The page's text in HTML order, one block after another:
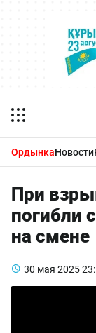
ОрдынкаНовости
При
погибли
на смене
30 мая 2025